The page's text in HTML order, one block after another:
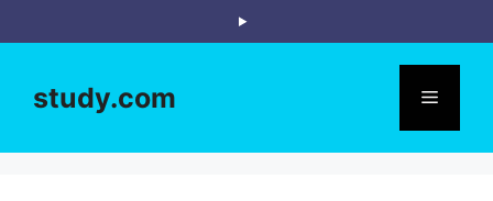
to
study.com Menu